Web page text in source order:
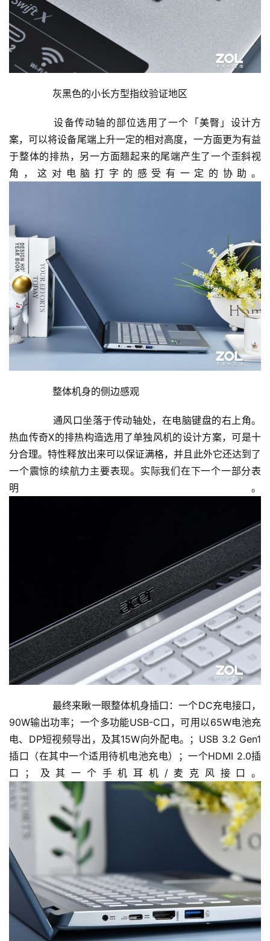
	  灰黑色的小长方型指纹验证地区
案，可以将设备尾端上升一定的相对高度，一方面更为有益
于整体的排热，另一方面翘起来的尾端产生了一个歪斜视
角，这对电脑打字的感受有一定的协助。
	  整体机身的侧边感观
热血传奇X的排热构造选用了单独风机的设计方案，可是十
分合理。特性释放出来可以保证满格，并且此外它还达到了
一个震惊的续航力主要表现。实际我们在下一个一部分表
明。
90W输出功率；一个多功能USB-C口，可用以65W电池充
电、DP短视频导出，及其15W向外配电。；USB 3.2 Gen1
插口（在其中一个适用待机电池充电）；一个HDMI 2.0插
口；及其一个手机耳机/麦克风接口。